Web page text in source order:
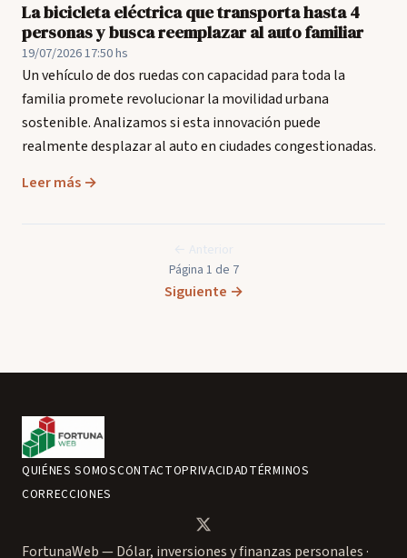
La bicicleta eléctrica que transporta hasta 4
personas y busca reemplazar al auto familiar
19/07/2026 17:50 hs
Un vehículo de dos ruedas con capacidad para toda la
familia promete revolucionar la movilidad urbana
sostenible. Analizamos si esta innovación puede
realmente desplazar al auto en ciudades congestionadas.
Leer más →
← Anterior
Página 1 de 7
Siguiente →
QUIÉNES SOMOSCONTACTOPRIVACIDADTÉRMINOS
CORRECCIONES
FortunaWeb — Dólar, inversiones y finanzas personales ·